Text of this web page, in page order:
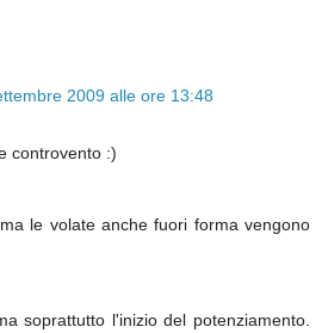
2009 alle ore 13:48
controvento :)
le volate anche fuori forma vengono
soprattutto l'inizio del potenziamento.